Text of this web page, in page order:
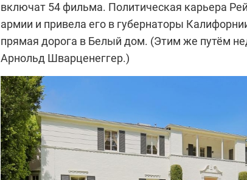
включат 54 фильма. Политическая карьера
армии и привела его в губернаторы
прямая дорога в Белый дом. (Этим же путём
Арнольд Шварценеггер.)